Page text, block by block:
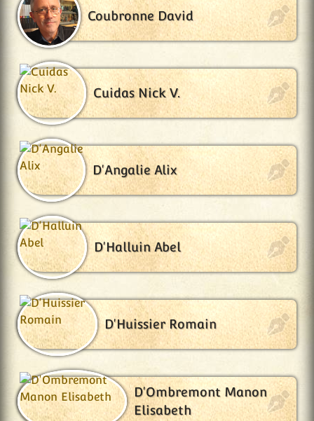
Coubronne David
Cuidas Nick V.
D'Angalie Alix
D'Halluin Abel
D'Huissier Romain
D'Ombremont Manon
Elisabeth